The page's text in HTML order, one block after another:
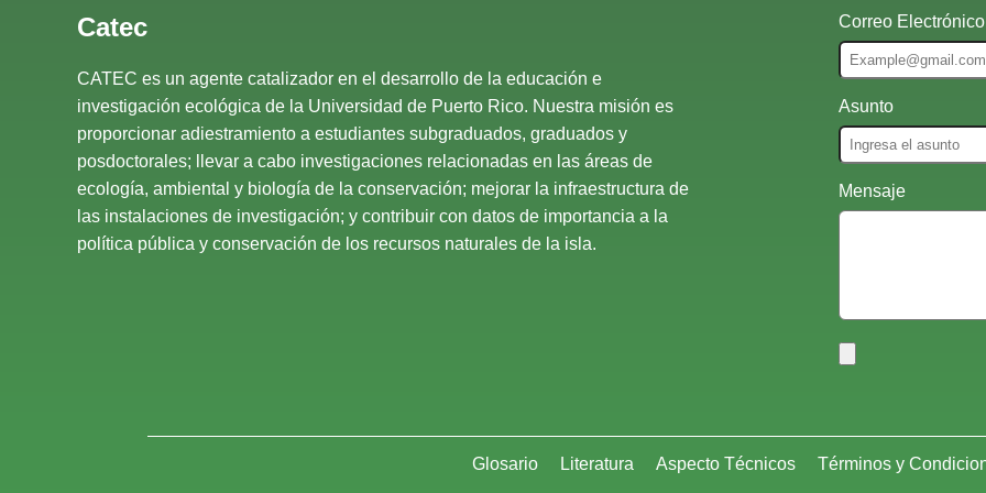
Catec
CATEC es un agente catalizador en el desarrollo de la educación e
investigación ecológica de la Universidad de Puerto Rico. Nuestra misión es
proporcionar adiestramiento a estudiantes subgraduados, graduados y
posdoctorales; llevar a cabo investigaciones relacionadas en las áreas de
ecología, ambiental y biología de la conservación; mejorar la infraestructura de
las instalaciones de investigación; y contribuir con datos de importancia a la
política pública y conservación de los recursos naturales de la isla.
Correo Electrónico
Asunto
Mensaje
Glosario Literatura Aspecto Técnicos Términos y